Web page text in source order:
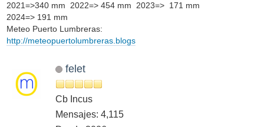
2021=>340 mm 2022=> 454 mm 2023=> 171 mm
2024=> 191 mm
Meteo Puerto Lumbreras:
http://meteopuertolumbreras.blogs
felet
Cb Incus
Mensajes: 4,115